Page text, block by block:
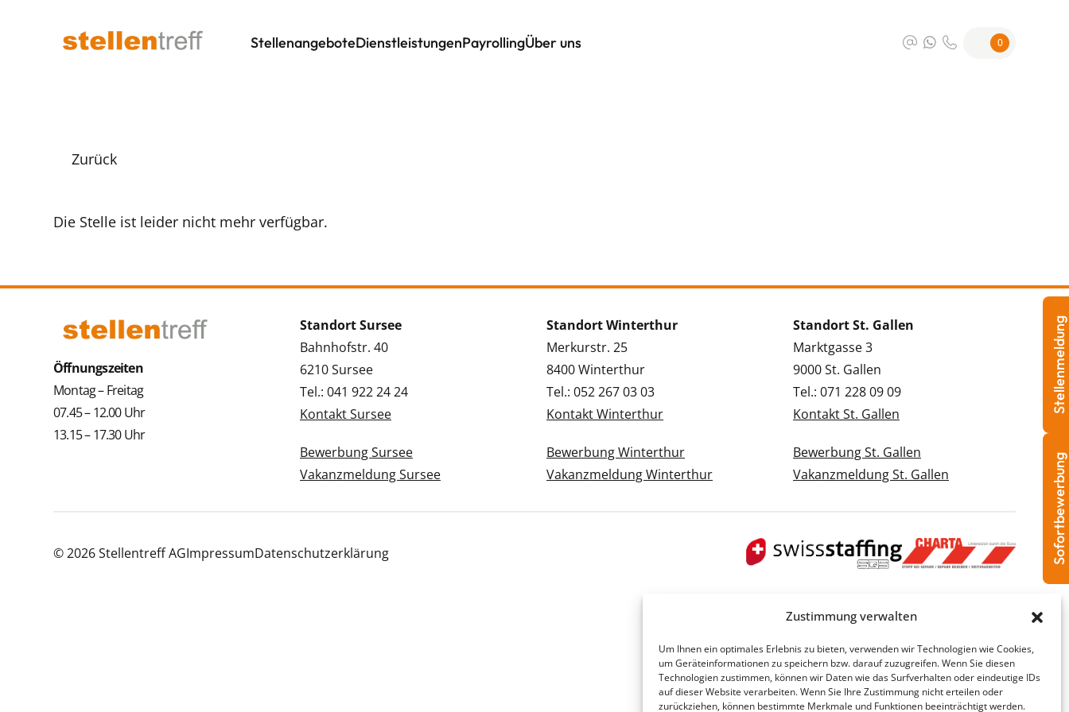
Zustimmung verwalten
Um Ihnen ein optimales Erlebnis zu bieten, verwenden wir Technologien wie Cookies,
um Geräteinformationen zu speichern bzw. darauf zuzugreifen. Wenn Sie diesen
Technologien zustimmen, können wir Daten wie das Surfverhalten oder eindeutige IDs
auf dieser Website verarbeiten. Wenn Sie Ihre Zustimmung nicht erteilen oder
zurückziehen, können bestimmte Merkmale und Funktionen beeinträchtigt werden.
StellenangeboteDienstleistungenPayrollingÜber uns 0
Zurück
Die Stelle ist leider nicht mehr verfügbar.
Öffnungszeiten
Montag – Freitag
07.45 – 12.00 Uhr
13.15 – 17.30 Uhr
Standort Sursee
Bahnhofstr. 40
6210 Sursee
Tel.: 041 922 24 24
Kontakt Sursee
Bewerbung Sursee
Vakanzmeldung Sursee
Standort Winterthur
Merkurstr. 25
8400 Winterthur
Tel.: 052 267 03 03
Kontakt Winterthur
Bewerbung Winterthur
Vakanzmeldung Winterthur
Standort St. Gallen
Marktgasse 3
9000 St. Gallen
Tel.: 071 228 09 09
Kontakt St. Gallen
Bewerbung St. Gallen
Vakanzmeldung St. Gallen
© 2026 Stellentreff AGImpressumDatenschutzerklärung Sofortbewerbung
Stellenmeldung